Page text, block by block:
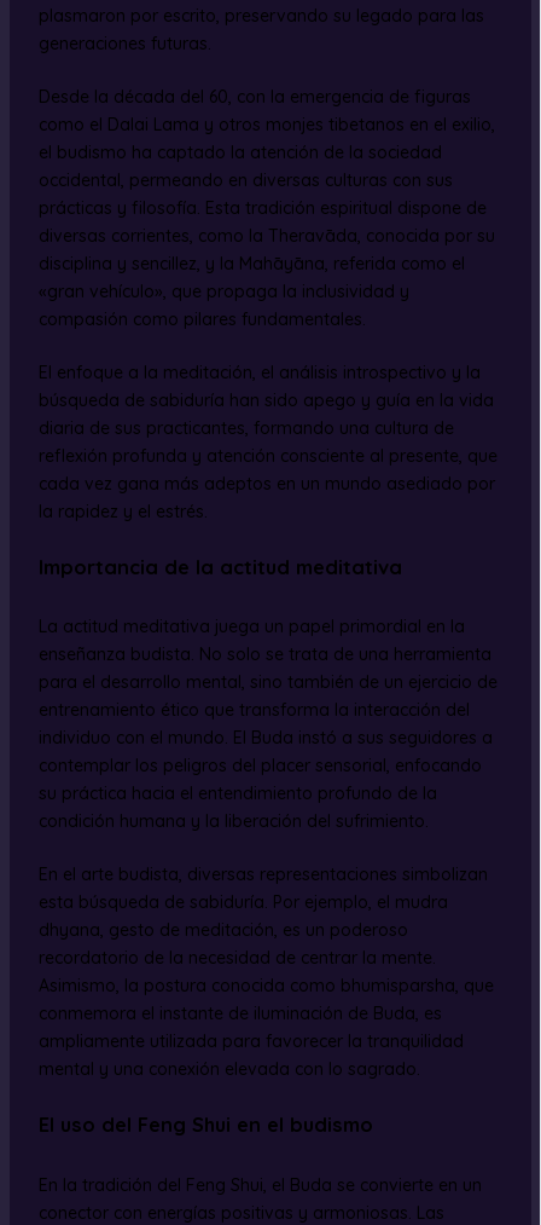
plasmaron por escrito, preservando su legado para las
generaciones futuras.
Desde la década del 60, con la emergencia de figuras
como el Dalai Lama y otros monjes tibetanos en el exilio,
el budismo ha captado la atención de la sociedad
occidental, permeando en diversas culturas con sus
prácticas y filosofía. Esta tradición espiritual dispone de
diversas corrientes, como la Theravāda, conocida por su
disciplina y sencillez, y la Mahāyāna, referida como el
«gran vehículo», que propaga la inclusividad y
compasión como pilares fundamentales.
El enfoque a la meditación, el análisis introspectivo y la
búsqueda de sabiduría han sido apego y guía en la vida
diaria de sus practicantes, formando una cultura de
reflexión profunda y atención consciente al presente, que
cada vez gana más adeptos en un mundo asediado por
la rapidez y el estrés.
Importancia de la actitud meditativa
La actitud meditativa juega un papel primordial en la
enseñanza budista. No solo se trata de una herramienta
para el desarrollo mental, sino también de un ejercicio de
entrenamiento ético que transforma la interacción del
individuo con el mundo. El Buda instó a sus seguidores a
contemplar los peligros del placer sensorial, enfocando
su práctica hacia el entendimiento profundo de la
condición humana y la liberación del sufrimiento.
En el arte budista, diversas representaciones simbolizan
esta búsqueda de sabiduría. Por ejemplo, el mudra
dhyana, gesto de meditación, es un poderoso
recordatorio de la necesidad de centrar la mente.
Asimismo, la postura conocida como bhumisparsha, que
conmemora el instante de iluminación de Buda, es
ampliamente utilizada para favorecer la tranquilidad
mental y una conexión elevada con lo sagrado.
El uso del Feng Shui en el budismo
En la tradición del Feng Shui, el Buda se convierte en un
conector con energías positivas y armoniosas. Las